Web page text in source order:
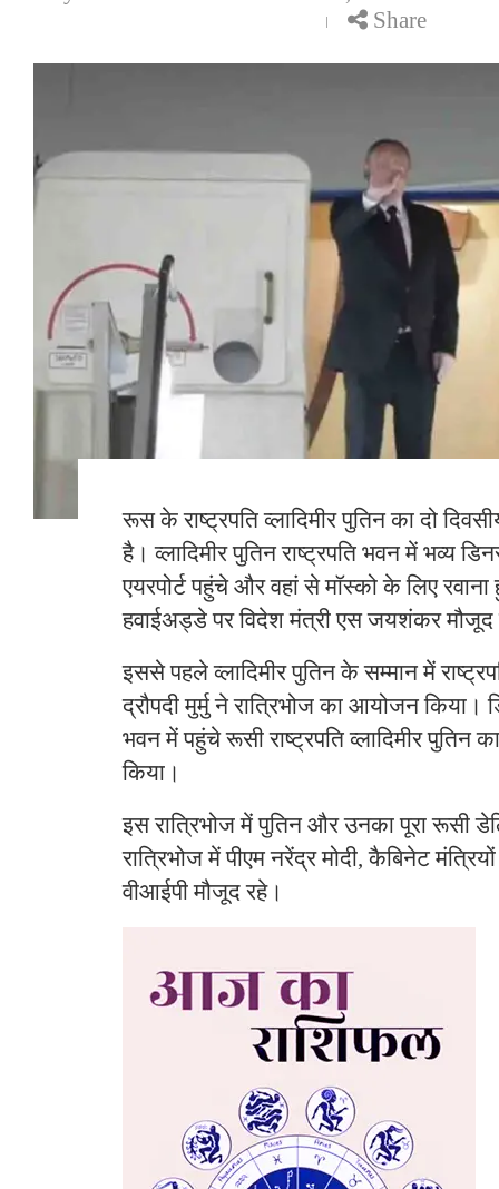
Share
रूस के राष्ट्रपति व्लादिमीर पुतिन का दो
है। व्लादिमीर पुतिन राष्ट्रपति भवन में भव्य
एयरपोर्ट पहुंचे और वहां से मॉस्को के लिए रवाना
हवाईअड्डे पर विदेश मंत्री एस जयशंकर
इससे पहले व्लादिमीर पुतिन के सम्मान में
द्रौपदी मुर्मु ने रात्रिभोज का आयोजन किया।
भवन में पहुंचे रूसी राष्ट्रपति व्लादिमीर पुतिन
किया।
इस रात्रिभोज में पुतिन और उनका पूरा रूसी
रात्रिभोज में पीएम नरेंद्र मोदी, कैबिनेट
वीआईपी मौजूद रहे।